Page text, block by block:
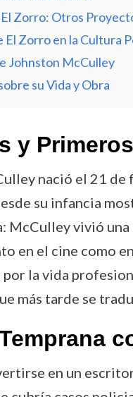
El Zorro: Otros
El Zorro en la Cultura
Johnston McCulley
su Vida y Obra
y
nació el 21
su infancia
McCulley vivió
en el cine como
por la vida
más tarde se
en un